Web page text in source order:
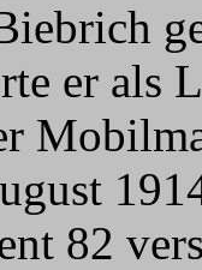
er als
82